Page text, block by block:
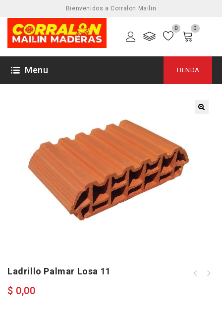
Bienvenidos a Corralon Mailin
0 0
Menu TIENDA
Ladrillo Palmar Losa 11
$ 0,00